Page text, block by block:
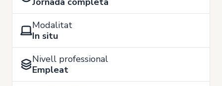
Modalitat
In situ
Nivell professional
Empleat